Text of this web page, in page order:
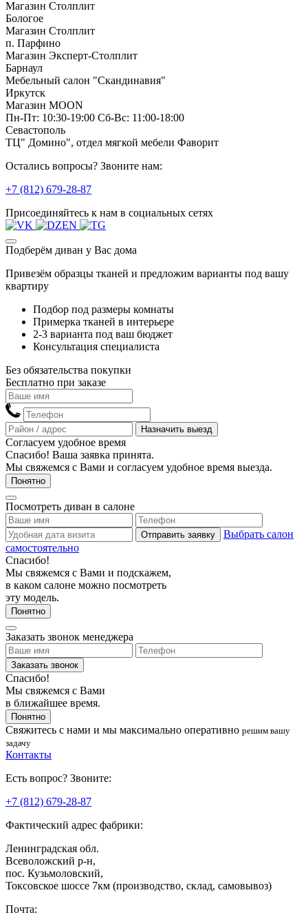
Магазин Столплит
Бологое
Магазин Столплит
п. Парфино
Магазин Эксперт-Столплит
Барнаул
Мебельный салон "Скандинавия"
Иркутск
Магазин MOON
Пн-Пт: 10:30-19:00 Сб-Вс: 11:00-18:00
Севастополь
ТЦ" Домино", отдел мягкой мебели Фаворит
Остались вопросы? Звоните нам:
+7 (812) 679-28-87
Присоединяйтесь к нам в социальных сетях
Подберём диван у Вас дома
Привезём образцы тканей и предложим варианты под вашу
квартиру
Подбор под размеры комнаты
Примерка тканей в интерьере
2-3 варианта под ваш бюджет
Консультация специалиста
Без обязательства покупки
Бесплатно при заказе
Назначить выезд
Согласуем удобное время
Спасибо! Ваша заявка принята.
Мы свяжемся с Вами и согласуем удобное время выезда.
Понятно
Посмотреть диван в салоне
Отправить заявку
Выбрать салон
самостоятельно
Спасибо!
Мы свяжемся с Вами и подскажем,
в каком салоне можно посмотреть
эту модель.
Понятно
Заказать звонок менеджера
Заказать звонок
Спасибо!
Мы свяжемся с Вами
в ближайшее время.
Понятно
Свяжитесь с нами и мы максимально оперативно решим вашу
задачу
Контакты
Есть вопрос? Звоните:
+7 (812) 679-28-87
Фактический адрес фабрики:
Ленинградская обл.
Всеволожский р-н,
пос. Кузьмоловский,
Токсовское шоссе 7км (производство, склад, самовывоз)
Почта: